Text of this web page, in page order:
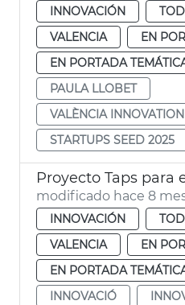
INNOVACIÓN
VALENCIA
EN
EN PORTADA
PAULA LLOBET
VALÈNCIA
STARTUPS SEED 2025
Proyecto Taps para
modificado hace 8
INNOVACIÓN
VALENCIA
EN
EN PORTADA
INNOVACIÓ